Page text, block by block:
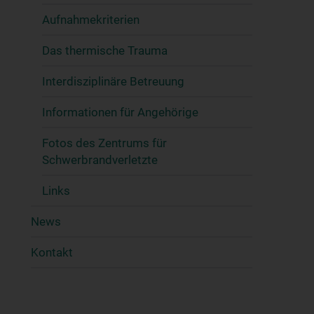
Aufnahmekriterien
Das thermische Trauma
Interdisziplinäre Betreuung
Informationen für Angehörige
Fotos des Zentrums für
Schwerbrandverletzte
Links
News
Kontakt